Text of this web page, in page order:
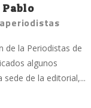
de la Periodistas de
algunos
de la editorial,...